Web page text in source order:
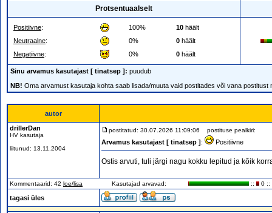
Protsentuaalselt
Positiivne: 100% 10 häält
Neutraalne: 0% 0 häält
Negatiivne: 0% 0 häält
Sinu arvamus kasutajast [ tinatsep ]: puudub
NB! Oma arvamust kasutaja kohta saab lisada/muuta vaid postitades või vana postitust
autor
drillerDan
HV kasutaja
liitunud: 13.11.2004
postitatud: 30.07.2026 11:09:06 postituse pealkiri:
Arvamus kasutajast [ tinatsep ]: Positiivne
Ostis arvuti, tuli järgi nagu kokku lepitud ja kõik
Kommentaarid: 42 loe/lisa Kasutajad arvavad: :: 0 ::
tagasi üles